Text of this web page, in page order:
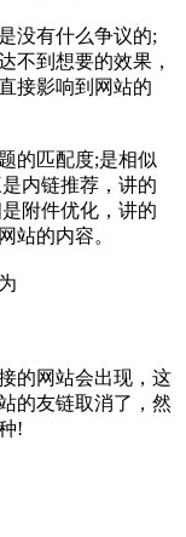
没有什么争议的;
不到想要的效果，
接影响到网站的
的匹配度;是相似
内链推荐，讲的
附件优化，讲的
站的内容。
的网站会出现，这
的友链取消了，然
!